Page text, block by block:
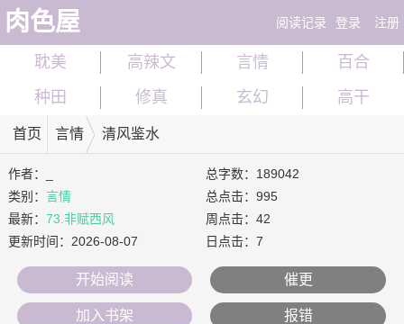
肉色屋 阅读记录 登录 注册
耽美 高辣文 言情
百合
种田
修真 玄幻 高干
首页 言情 清风鉴水
作者：
类别：言情
最新：73.非赋西风
更新时间： 2026-08-07
总字数：189042
总点击：995
周点击：42
日点击：7
开始阅读 催更
加入书架 报错